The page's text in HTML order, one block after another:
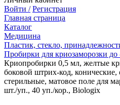
Войти / Регистрация
Главная страница
Каталог
Медицина
Пластик, стекло,
Пробирки для криозаморозки до
Криопробирки 0,5 мл, желтые
боковой штрих-код, конические,
стерильные, матовое поле для
шт./уп., 40 уп./кор., Biologix